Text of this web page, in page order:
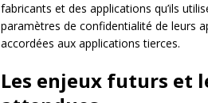
fabricants et des applications qu’ils
paramètres de confidentialité de leurs
accordées aux applications tierces.
Les enjeux futurs et